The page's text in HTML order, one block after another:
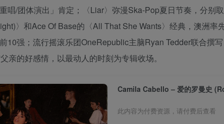
唱/团体演出」肯定；〈Liar〉弥漫Ska-Pop夏日节奏，分别
〉和Ace Of Base的〈All That She Wants〉经典，澳洲
10强；流行摇滚乐团OneRepublic主脑Ryan Tedder联合撰
亲的好感情，以最动人的时刻为专辑收场。
Camila Cabello – 爱的罗曼史
此内容为付费资源，请付费后查看